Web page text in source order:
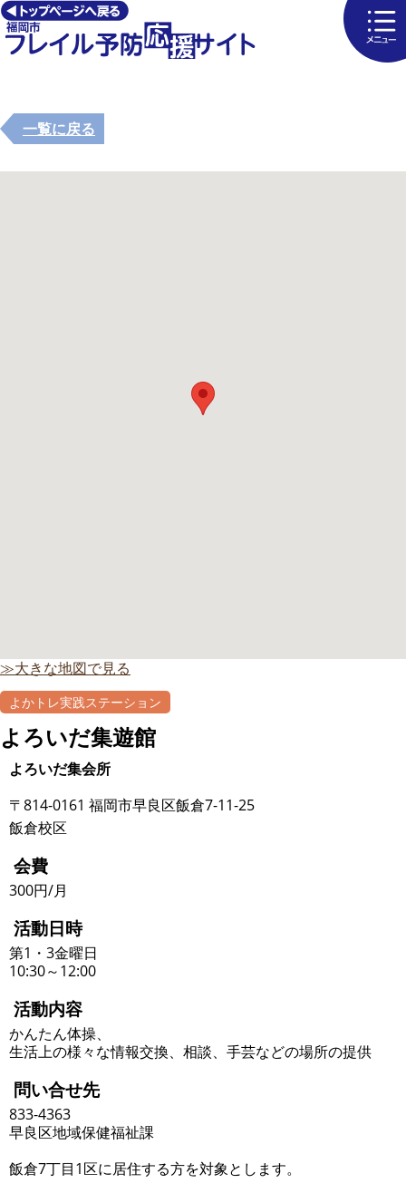
一覧に戻る
≫大きな地図で見る
よかトレ実践ステーション
よろいだ集遊館
よろいだ集会所
〒814-0161 福岡市早良区飯倉7-11-25
飯倉校区
会費
300円/月
活動日時
第1・3金曜日
10:30～12:00
活動内容
かんたん体操、
生活上の様々な情報交換、相談、手芸などの場所の提供
問い合せ先
833-4363
早良区地域保健福祉課
飯倉7丁目1区に居住する方を対象とします。